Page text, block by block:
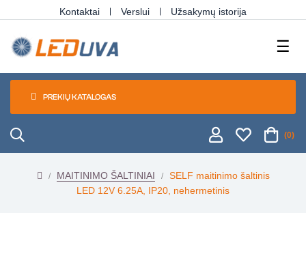
Kontaktai Verslui Užsakymų istorija
☰
PREKIŲ KATALOGAS
(0)
MAITINIMO ŠALTINIAI
SELF maitinimo šaltinis
LED 12V 6.25A, IP20, nehermetinis